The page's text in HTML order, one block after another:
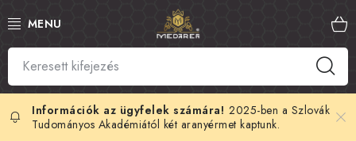
tartalomhoz
SZLOVÁK MÉZ
MANUKA MÉZ
2025-ben a Szlovák
Tudományos Akadémiától két aranyérmet kaptunk.